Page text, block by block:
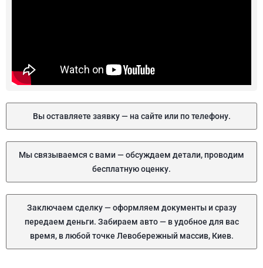
Вы оставляете заявку — на сайте или по телефону.
Мы связываемся с вами — обсуждаем детали, проводим
бесплатную оценку.
Заключаем сделку — оформляем документы и сразу
передаем деньги. Забираем авто — в удобное для вас
время, в любой точке Левобережный массив, Киев.